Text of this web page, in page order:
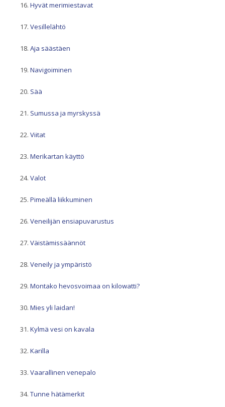
Hyvät merimiestavat
Vesillelähtö
Aja säästäen
Navigoiminen
Sää
Sumussa ja myrskyssä
Viitat
Merikartan käyttö
Valot
Pimeällä liikkuminen
Veneilijän ensiapuvarustus
Väistämissäännöt
Veneily ja ympäristö
Montako hevosvoimaa on kilowatti?
Mies yli laidan!
Kylmä vesi on kavala
Karilla
Vaarallinen venepalo
Tunne hätämerkit